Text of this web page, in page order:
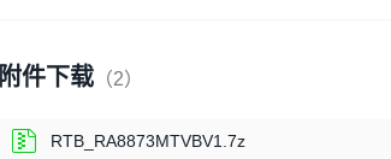
附件下载 （2）
RTB_RA8873MTVBV1.7z